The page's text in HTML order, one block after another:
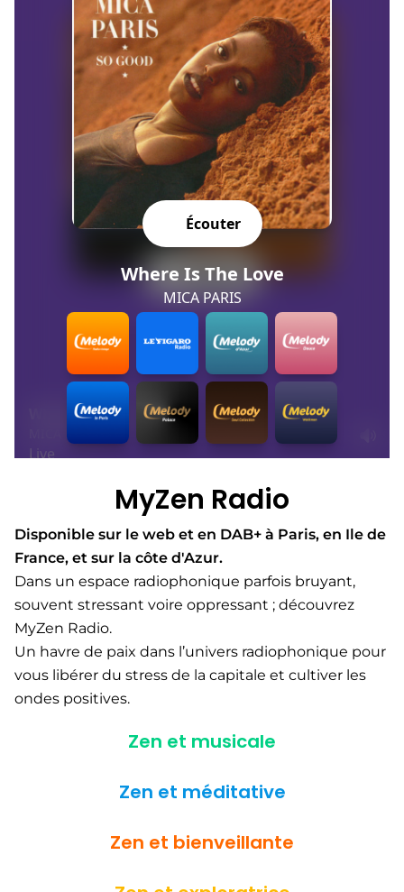
MyZen Radio​
Disponible sur le web et en DAB+ à Paris, en Ile de
France, et sur la côte d'Azur.​
Dans un espace radiophonique parfois bruyant,
souvent stressant voire oppressant ; découvrez
MyZen Radio.
Un havre de paix dans l’univers radiophonique pour
vous libérer du stress de la capitale et cultiver les
ondes positives.
Zen et musicale
Zen et méditative
Zen et bienveillante